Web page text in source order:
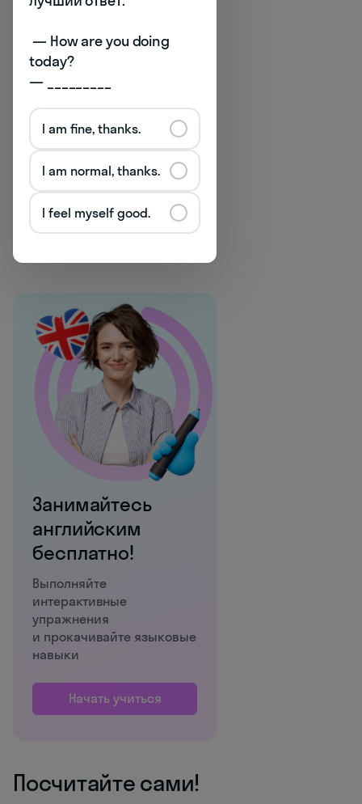
количество слов, которые мы
неупрощённые тексты,
остальное понимать
из контекста.
Занимайтесь
английским
бесплатно!
Выполняйте
интерактивные
упражнения
и прокачивайте языковые
навыки
Начать учиться
Посчитайте сами!
today?
— _________
I am fine, thanks.
I am normal, thanks.
I feel myself good.